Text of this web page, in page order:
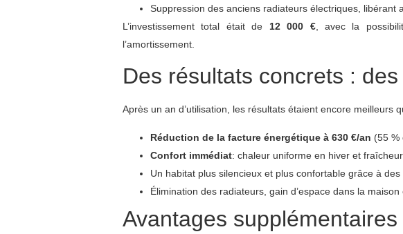
Suppression des anciens radiateurs électriques, libérant
L’investissement total était de 12 000 €, avec la
l’amortissement.
Des résultats concrets :
Après un an d’utilisation, les résultats étaient encore meilleurs
Réduction de la facture énergétique à 630 €/an (55 %
Confort immédiat: chaleur uniforme en hiver et
Un habitat plus silencieux et plus confortable grâce à des
Élimination des radiateurs, gain d’espace dans la
Avantages supplémentaires